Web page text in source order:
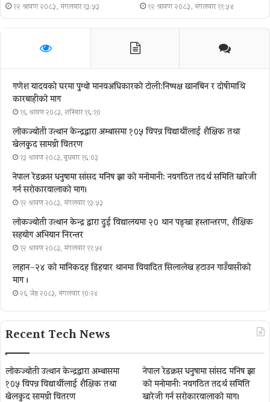
१२ श्रावण २०८३, मंगलवार १३:५३ १२ श्रावण २०८३, मंगलवार ११:५४
गणेश यादवको घरमा पुग्याे मानवअधिकारकाे टोली:निष्पक्ष छानबिन र दोषीमाथि
कारबाहीको माग
१६ श्रावण २०८३, शनिबार १६:१०
लोकज्योती उत्थान केन्द्रद्वारा अम्बासमा १०५ विपन्न विद्यार्थीलाई शैक्षिक तथा
खेलकुद सामग्री वितरण
१३ श्रावण २०८३, बुधबार १६:०३
नेपाल रेडक्रस धनुषामा सांसद मनिष झा को मनोमानी: नवगठित तदर्थ समिति खारेजी
गर्न सरोकारवालाको माग।
१२ श्रावण २०८३, मंगलवार १३:५३
लोकज्योती उत्थान केन्द्र द्वारा दुई विद्यालयमा २० थान पङ्खा हस्तान्तरण, शैक्षिक
सहयोग अभियान निरन्तर
१२ श्रावण २०८३, मंगलवार ११:५४
लहान–२४ को मानिकदह डिहवार थानमा विवादित सिलालेख हटाउन गाउँवासीको
माग ।
२६ जेष्ठ २०८३, मंगलवार १०:२४
Recent Tech News
लोकज्योती उत्थान केन्द्रद्वारा अम्बासमा
१०५ विपन्न विद्यार्थीलाई शैक्षिक तथा
खेलकुद सामग्री वितरण
नेपाल रेडक्रस धनुषामा सांसद मनिष झा
को मनोमानी: नवगठित तदर्थ समिति
खारेजी गर्न सरोकारवालाको माग।